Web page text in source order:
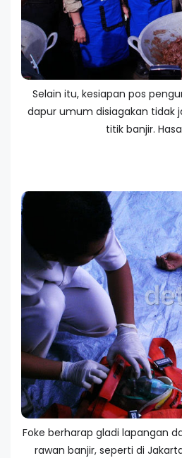
Selain itu, kesiapan pos
dapur umum disiagakan tidak
titik banjir.
Foke berharap gladi lapangan
rawan banjir, seperti di